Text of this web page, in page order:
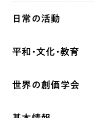
祈り
聖典
釈尊～法華経
日常の活動
座談会
仏法を語る
平和・文化・教育
「人権文化」「ジェンダ
世界の創価学会